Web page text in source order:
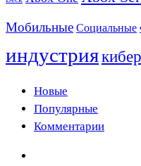
Мобильные Социальные
индустрия
Новые
Популярные
Комментарии